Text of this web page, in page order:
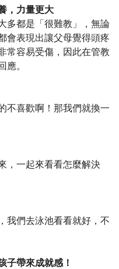
力量更大
都是「很難教」，無論
會表現出讓父母覺得頭疼
常容易受傷，因此在管教
。
喜歡啊！那我們就換一
一起來看看怎麼解決
們去泳池看看就好，不
帶來成就感！